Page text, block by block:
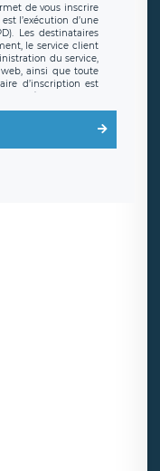
de vous inscrire
l’exécution d’une
Les destinataires
le service client
du service,
ainsi que toute
d’inscription est
basé en France et
au RGPD. Les
que vous pouvez
et retirer votre